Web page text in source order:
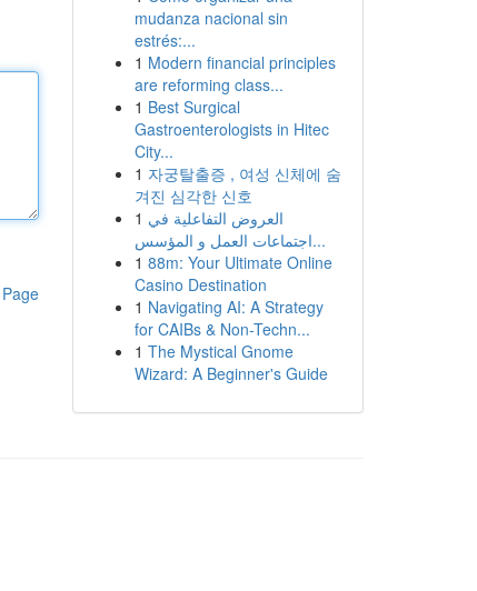
mudanza nacional sin
estrés:...
1 Modern financial principles
are reforming class...
1 Best Surgical
Gastroenterologists in Hitec
City...
1 자궁탈출증 , 여성 신체에 숨
겨진 심각한 신호
1 العروض التفاعلية في
اجتماعات العمل و المؤسس...
1 88m: Your Ultimate Online
Casino Destination
1 Navigating AI: A Strategy
for CAIBs & Non-Techn...
1 The Mystical Gnome
Wizard: A Beginner's Guide